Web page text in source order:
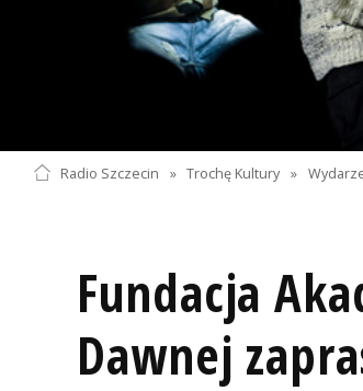
Radio Szczecin » Trochę Kultury »
Fundacja
Dawnej